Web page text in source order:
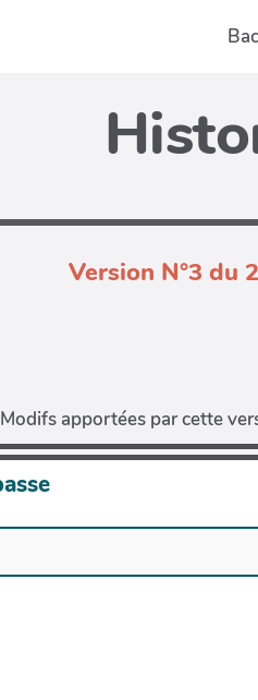
Version N°3 du
Modifs apportées par cette